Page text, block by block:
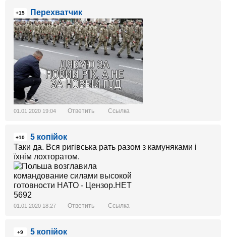
+15 Перехватчик
01.01.2020 19:04 Ответить Ссылка
+10
5 копійок
Таки да. Вся ригівська рать разом з камуняками і
їхнім лохторатом.
01.01.2020 18:27 Ответить Ссылка
+9
5 копійок